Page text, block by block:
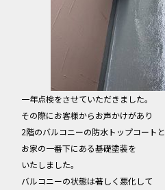
一年点検をさせていただきました。
その際にお客様からお声かけがあり
2階のバルコニーの防水トップコートと
お家の一番下にある基礎塗装を
いたしました。
バルコニーの状態は著しく悪化して